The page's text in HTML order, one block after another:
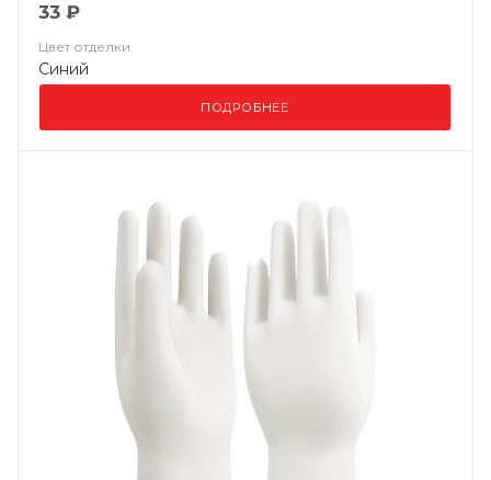
33 ₽
Цвет отделки
Синий
ПОДРОБНЕЕ